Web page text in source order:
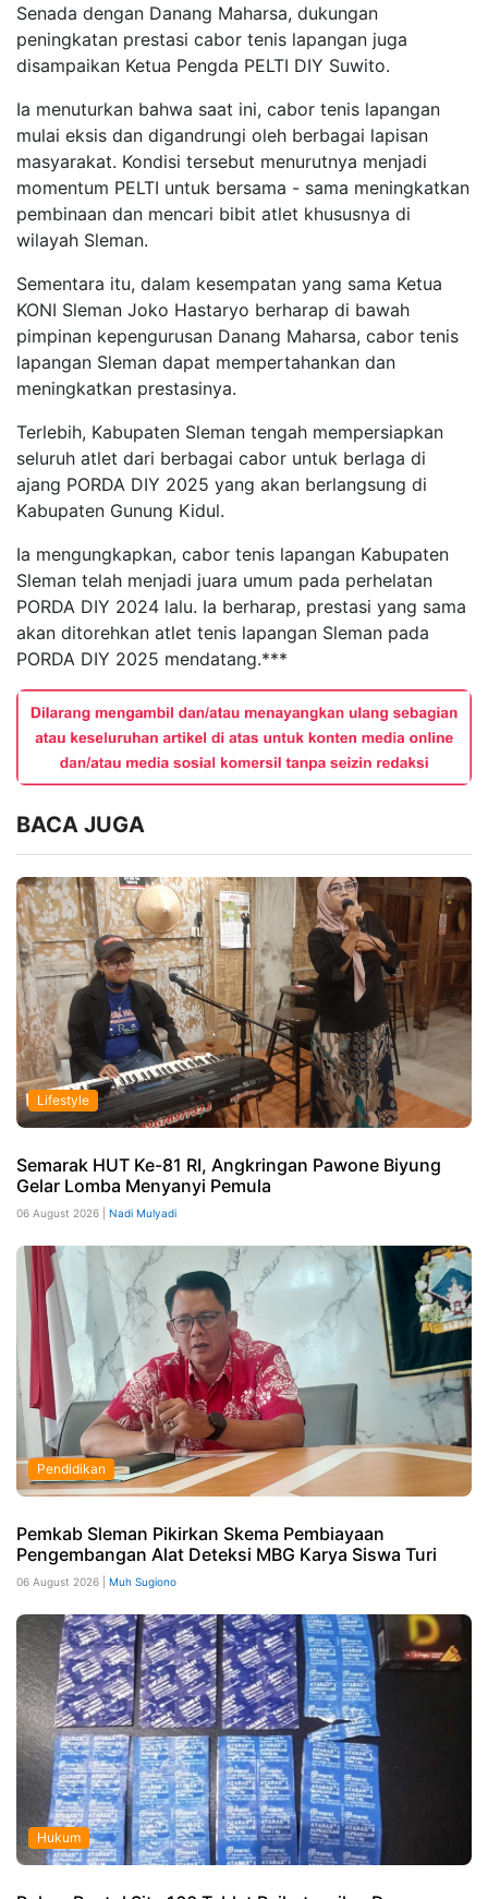
Senada dengan Danang Maharsa, dukungan
peningkatan prestasi cabor tenis lapangan juga
disampaikan Ketua Pengda PELTI DIY Suwito.
Ia menuturkan bahwa saat ini, cabor tenis lapangan
mulai eksis dan digandrungi oleh berbagai lapisan
masyarakat. Kondisi tersebut menurutnya menjadi
momentum PELTI untuk bersama - sama meningkatkan
pembinaan dan mencari bibit atlet khususnya di
wilayah Sleman.
Sementara itu, dalam kesempatan yang sama Ketua
KONI Sleman Joko Hastaryo berharap di bawah
pimpinan kepengurusan Danang Maharsa, cabor tenis
lapangan Sleman dapat mempertahankan dan
meningkatkan prestasinya.
Terlebih, Kabupaten Sleman tengah mempersiapkan
seluruh atlet dari berbagai cabor untuk berlaga di
ajang PORDA DIY 2025 yang akan berlangsung di
Kabupaten Gunung Kidul.
Ia mengungkapkan, cabor tenis lapangan Kabupaten
Sleman telah menjadi juara umum pada perhelatan
PORDA DIY 2024 lalu. Ia berharap, prestasi yang sama
akan ditorehkan atlet tenis lapangan Sleman pada
PORDA DIY 2025 mendatang.***
BACA JUGA
Lifestyle
Semarak HUT Ke-81 RI, Angkringan Pawone Biyung
Gelar Lomba Menyanyi Pemula
06 August 2026 | Nadi Mulyadi
Pendidikan
Pemkab Sleman Pikirkan Skema Pembiayaan
Pengembangan Alat Deteksi MBG Karya Siswa Turi
06 August 2026 | Muh Sugiono
Hukum